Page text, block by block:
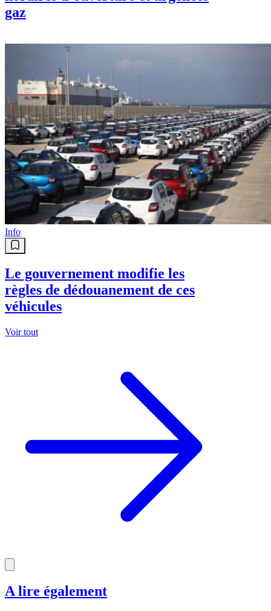
gaz
Info
Le gouvernement modifie les
règles de dédouanement de ces
véhicules
Voir tout
A lire également